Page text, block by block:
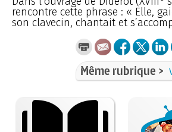
rencontre cette phrase : « Elle,
son clavecin, chantait et
Même rubrique >